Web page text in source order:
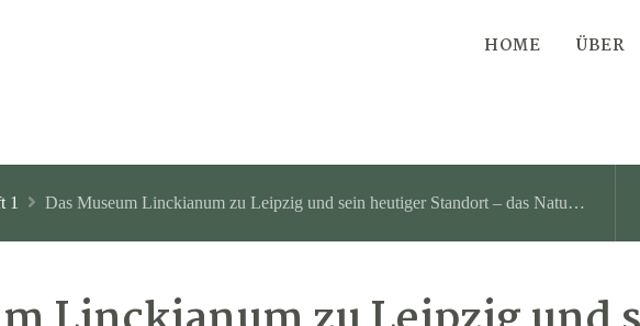
HOME ÜBER
1 Das Museum Linckianum zu Leipzig und sein heutiger Standort – das Naturalienkabinett und Museum Waldenburg